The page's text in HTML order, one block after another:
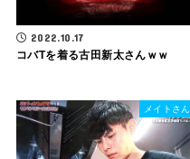
2022.10.17
コバTを着る古田新太さんｗｗ
メイトさん